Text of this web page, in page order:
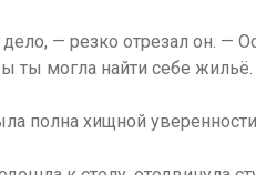
— резко отрезал он. —
ты могла найти себе
полна хищной